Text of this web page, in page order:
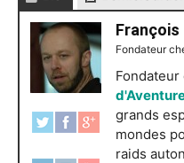
François
Fondateur
Fondateur
grands
mondes
raids